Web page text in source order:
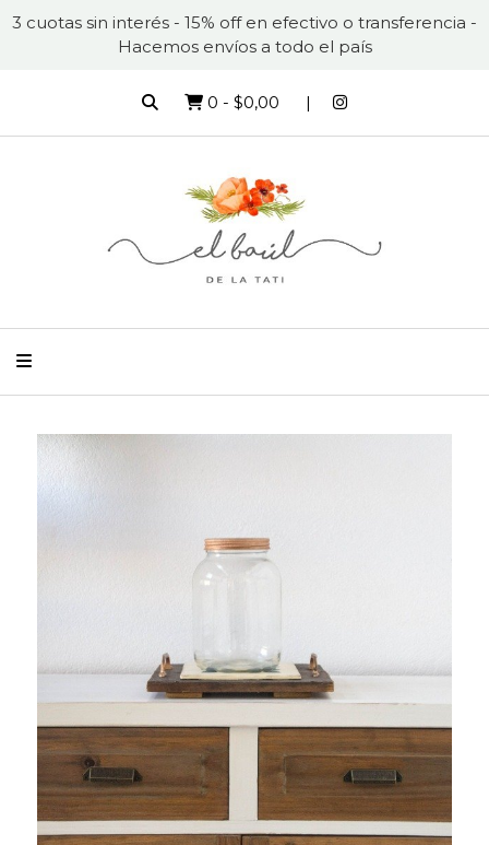
3 cuotas sin interés - 15% off en efectivo o transferencia -
Hacemos envíos a todo el país
0 - $0,00